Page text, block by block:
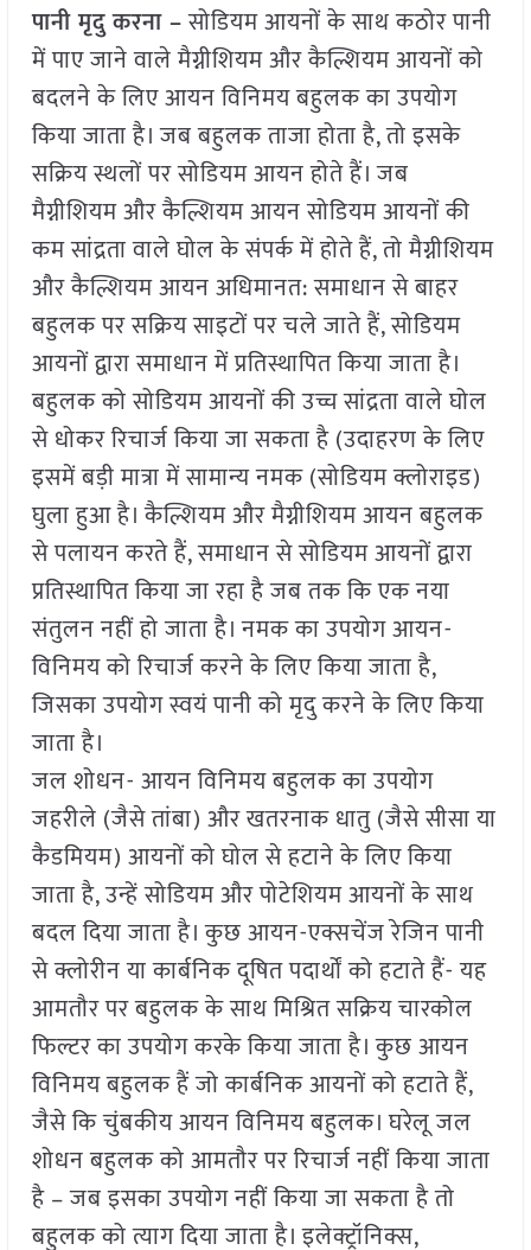
पानी मृदु करना –सोडियम आयनों के साथ कठोर पानी
में पाए जाने वाले मैग्नीशियम और कैल्शियम आयनों को
बदलने के लिए आयन विनिमय बहुलक का उपयोग
किया जाता है। जब बहुलक ताजा होता है, तो इसके
सक्रिय स्थलों पर सोडियम आयन होते हैं। जब
मैग्नीशियम और कैल्शियम आयन सोडियम आयनों की
कम सांद्रता वाले घोल के संपर्क में होते हैं, तो मैग्नीशियम
और कैल्शियम आयन अधिमानत: समाधान से बाहर
बहुलक पर सक्रिय साइटों पर चले जाते हैं, सोडियम
आयनों द्वारा समाधान में प्रतिस्थापित किया जाता है।
बहुलक को सोडियम आयनों की उच्च सांद्रता वाले घोल
से धोकर रिचार्ज किया जा सकता है (उदाहरण के लिए
इसमें बड़ी मात्रा में सामान्य नमक (सोडियम क्लोराइड)
घुला हुआ है। कैल्शियम और मैग्नीशियम आयन बहुलक
से पलायन करते हैं, समाधान से सोडियम आयनों द्वारा
प्रतिस्थापित किया जा रहा है जब तक कि एक नया
संतुलन नहीं हो जाता है। नमक का उपयोग आयन-
विनिमय को रिचार्ज करने के लिए किया जाता है,
जिसका उपयोग स्वयं पानी को मृदु करने के लिए किया
जाता है।
जल शोधन- आयन विनिमय बहुलक का उपयोग
जहरीले (जैसे तांबा) और खतरनाक धातु (जैसे सीसा या
कैडमियम) आयनों को घोल से हटाने के लिए किया
जाता है, उन्हें सोडियम और पोटेशियम आयनों के साथ
बदल दिया जाता है। कुछ आयन-एक्सचेंज रेजिन पानी
से क्लोरीन या कार्बनिक दूषित पदार्थों को हटाते हैं- यह
आमतौर पर बहुलक के साथ मिश्रित सक्रिय चारकोल
फिल्टर का उपयोग करके किया जाता है। कुछ आयन
विनिमय बहुलक हैं जो कार्बनिक आयनों को हटाते हैं,
जैसे कि चुंबकीय आयन विनिमय बहुलक। घरेलू जल
शोधन बहुलक को आमतौर पर रिचार्ज नहीं किया जाता
है – जब इसका उपयोग नहीं किया जा सकता है तो
बहुलक को त्याग दिया जाता है। इलेक्ट्रॉनिक्स,